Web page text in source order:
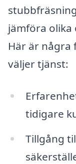
jämföra
Här är några
väljer tjänst:
tidigare
Tillgång